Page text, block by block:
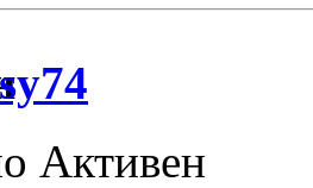
Активен